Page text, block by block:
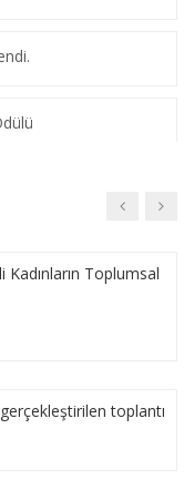
yayınlandı.
Mücadele Günü
Kurulu
Kadınların Toplumsal
toplantı